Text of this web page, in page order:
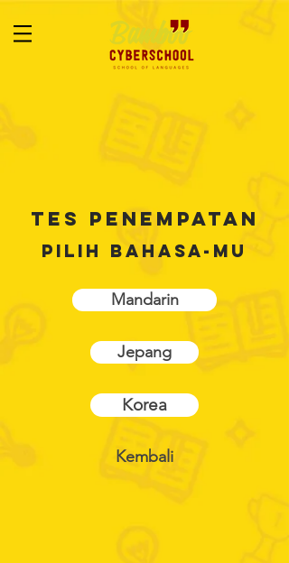
Tes Penempatan
Pilih bahasa-mu
Mandarin
Jepang
Korea
Kembali